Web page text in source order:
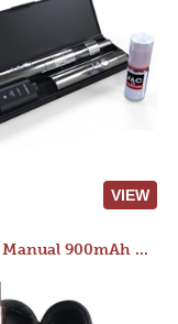
VIEW
JAC 510 Manual 900mAh Starter Kit